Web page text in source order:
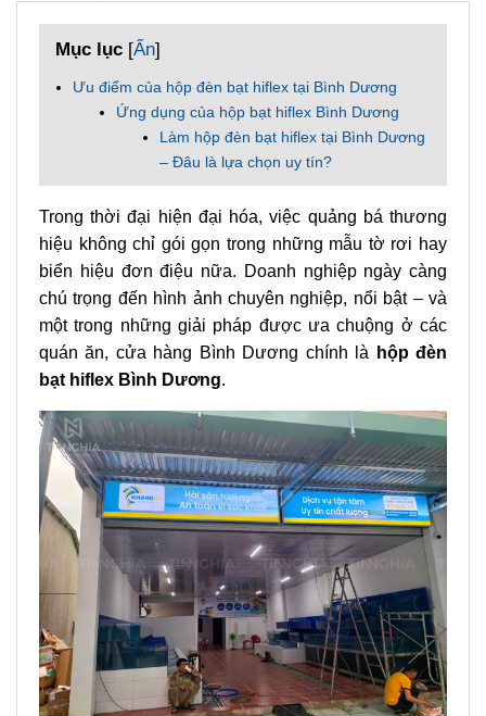
Mục lục [Ẩn]
Ưu điểm của hộp đèn bạt hiflex tại Bình Dương
Ứng dụng của hộp bạt hiflex Bình Dương
Làm hộp đèn bạt hiflex tại Bình Dương
– Đâu là lựa chọn uy tín?
Trong thời đại hiện đại hóa, việc quảng bá thương
hiệu không chỉ gói gọn trong những mẫu tờ rơi hay
biển hiệu đơn điệu nữa. Doanh nghiệp ngày càng
chú trọng đến hình ảnh chuyên nghiệp, nổi bật – và
một trong những giải pháp được ưa chuộng ở các
quán ăn, cửa hàng Bình Dương chính là
hộp đèn
bạt hiflex Bình Dương.